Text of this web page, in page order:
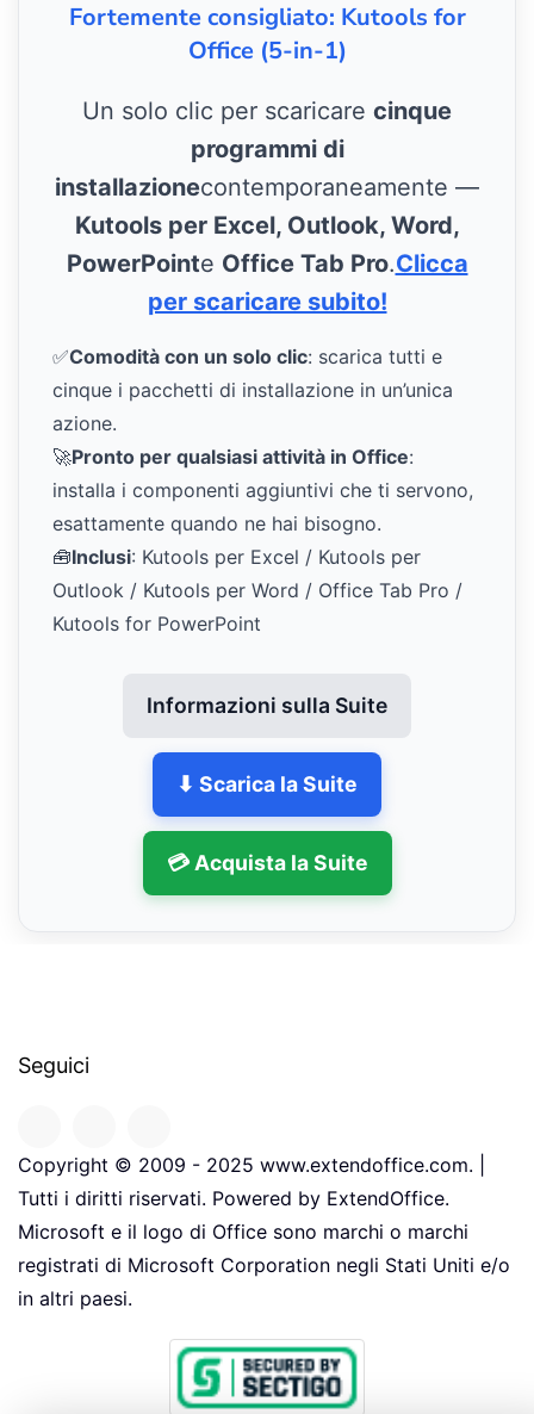
Fortemente consigliato: Kutools for
Office (5-in-1)
Un solo clic per scaricare cinque
programmi di
installazionecontemporaneamente —
Kutools per Excel, Outlook, Word,
PowerPointe Office Tab Pro.Clicca
per scaricare subito!
✅Comodità con un solo clic: scarica tutti e
cinque i pacchetti di installazione in un’unica
azione.
🚀Pronto per qualsiasi attività in Office:
installa i componenti aggiuntivi che ti servono,
esattamente quando ne hai bisogno.
🧰Inclusi: Kutools per Excel / Kutools per
Outlook / Kutools per Word / Office Tab Pro /
Kutools for PowerPoint
Informazioni sulla Suite
⬇ Scarica la Suite
💳 Acquista la Suite
Seguici
Copyright © 2009 - 2025 www.extendoffice.com. |
Tutti i diritti riservati. Powered by ExtendOffice.
Microsoft e il logo di Office sono marchi o marchi
registrati di Microsoft Corporation negli Stati Uniti e/o
in altri paesi.